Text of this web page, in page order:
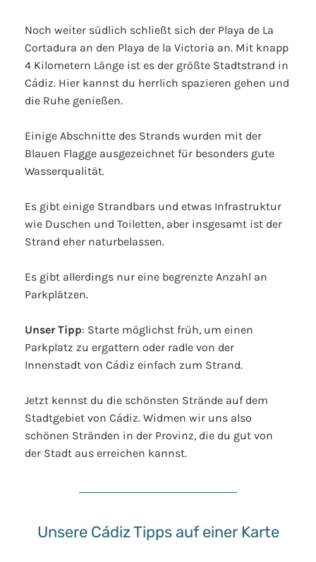
Noch weiter südlich schließt sich der Playa de La
Cortadura an den Playa de la Victoria an. Mit knapp
4 Kilometern Länge ist es der größte Stadtstrand in
Cádiz. Hier kannst du herrlich spazieren gehen und
die Ruhe genießen.
Einige Abschnitte des Strands wurden mit der
Blauen Flagge ausgezeichnet für besonders gute
Wasserqualität.
Es gibt einige Strandbars und etwas Infrastruktur
wie Duschen und Toiletten, aber insgesamt ist der
Strand eher naturbelassen.
Es gibt allerdings nur eine begrenzte Anzahl an
Parkplätzen.
Unser Tipp: Starte möglichst früh, um einen
Parkplatz zu ergattern oder radle von der
Innenstadt von Cádiz einfach zum Strand.
Jetzt kennst du die schönsten Strände auf dem
Stadtgebiet von Cádiz. Widmen wir uns also
schönen Stränden in der Provinz, die du gut von
der Stadt aus erreichen kannst.
Unsere Cádiz Tipps auf einer Karte